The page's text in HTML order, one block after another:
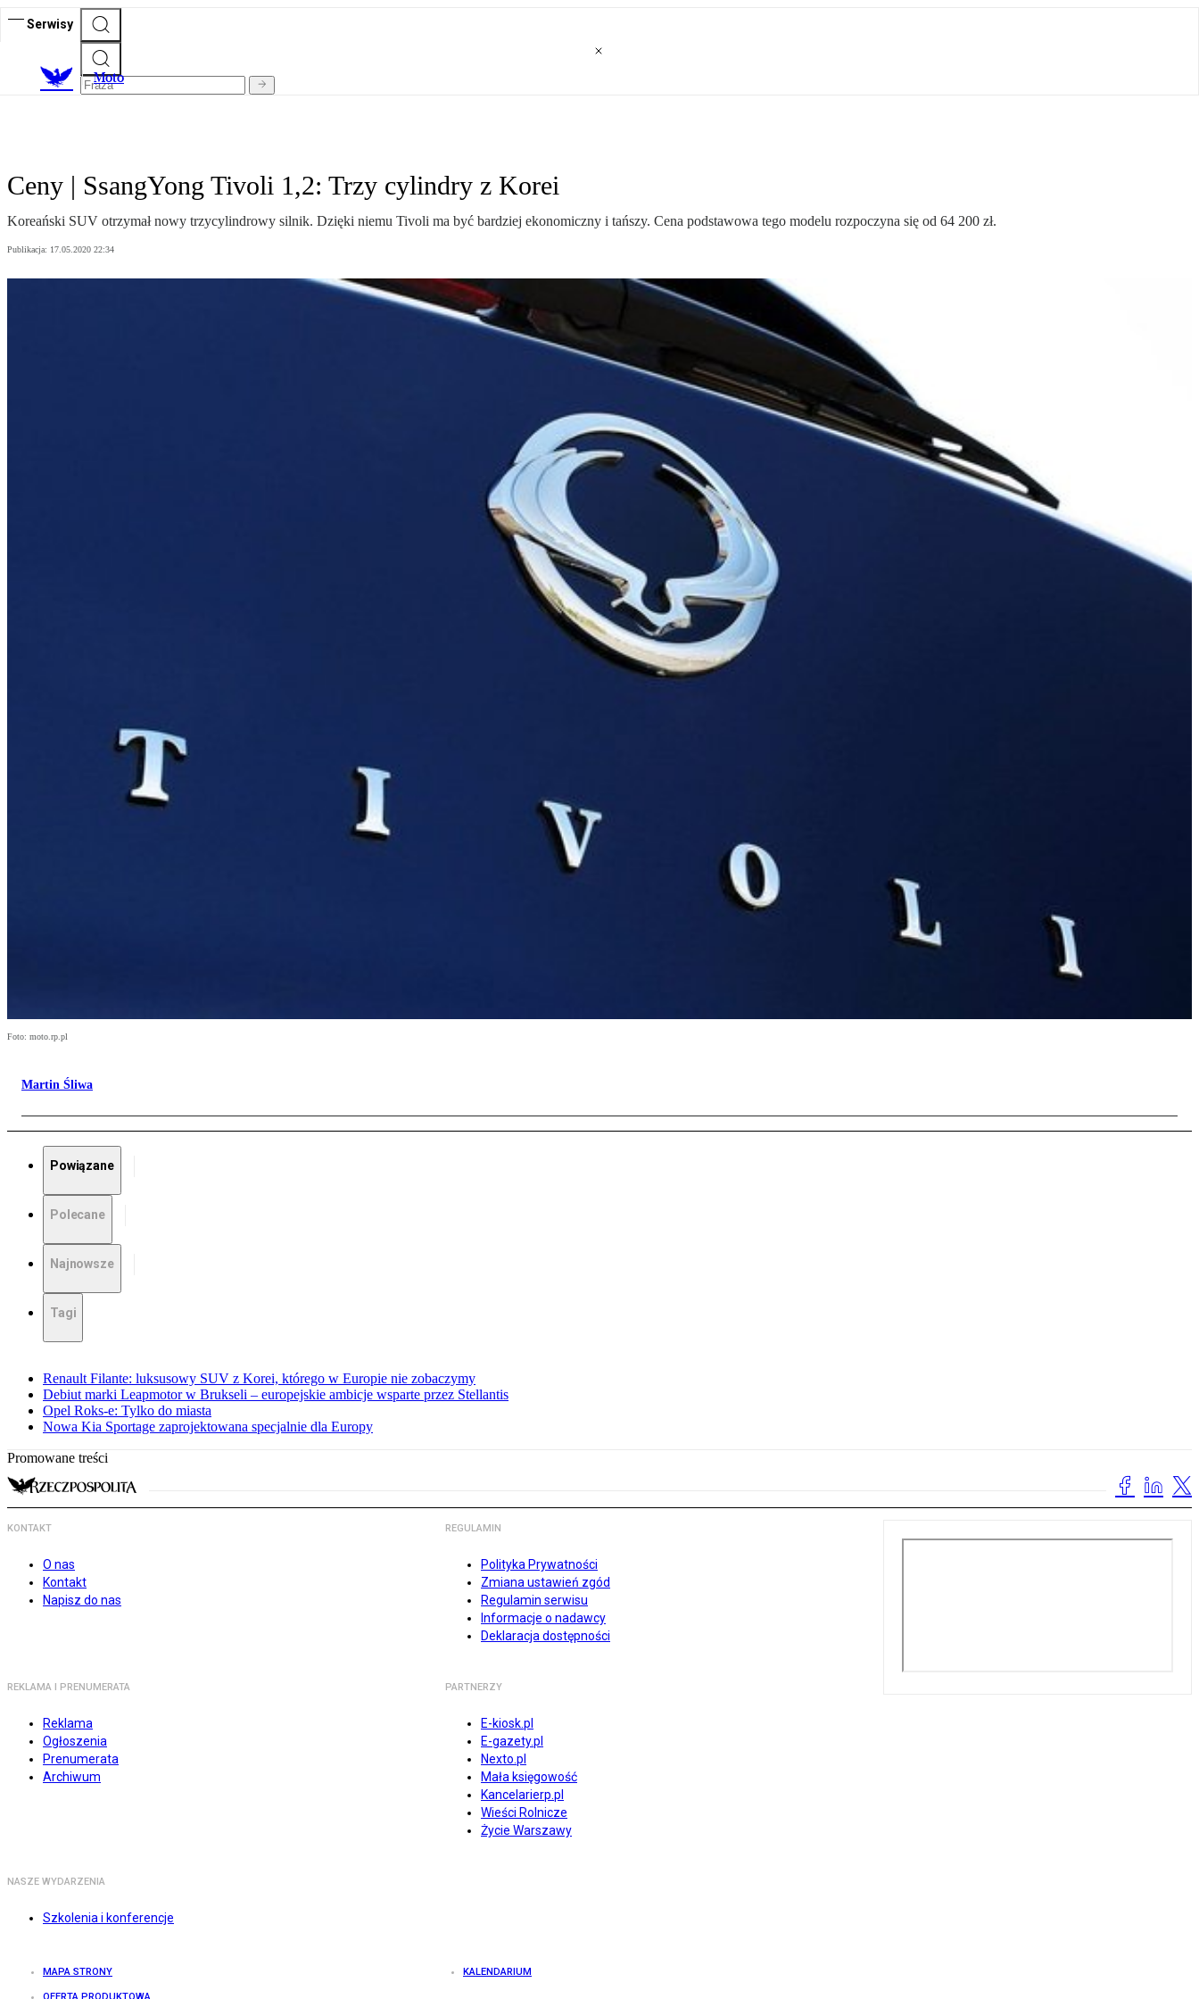
Serwisy
Moto
Ceny | SsangYong Tivoli 1,2: Trzy cylindry z Korei
Koreański SUV otrzymał nowy trzycylindrowy silnik. Dzięki niemu Tivoli ma być bardziej ekonomiczny i tańszy. Cena podstawowa tego modelu rozpoczyna się od 64 200 zł.
Publikacja: 17.05.2020 22:34
Foto: moto.rp.pl
Martin Śliwa
Powiązane
Polecane
Najnowsze
Tagi
Renault Filante: luksusowy SUV z Korei, którego w Europie nie zobaczymy
Debiut marki Leapmotor w Brukseli – europejskie ambicje wsparte przez Stellantis
Opel Roks-e: Tylko do miasta
Nowa Kia Sportage zaprojektowana specjalnie dla Europy
Promowane treści
KONTAKT
O nas
Kontakt
Napisz do nas
REGULAMIN
Polityka Prywatności
Zmiana ustawień zgód
Regulamin serwisu
Informacje o nadawcy
Deklaracja dostępności
REKLAMA I PRENUMERATA
Reklama
Ogłoszenia
Prenumerata
Archiwum
PARTNERZY
E-kiosk.pl
E-gazety.pl
Nexto.pl
Mała księgowość
Kancelarierp.pl
Wieści Rolnicze
Życie Warszawy
NASZE WYDARZENIA
Szkolenia i konferencje
MAPA STRONY KALENDARIUM